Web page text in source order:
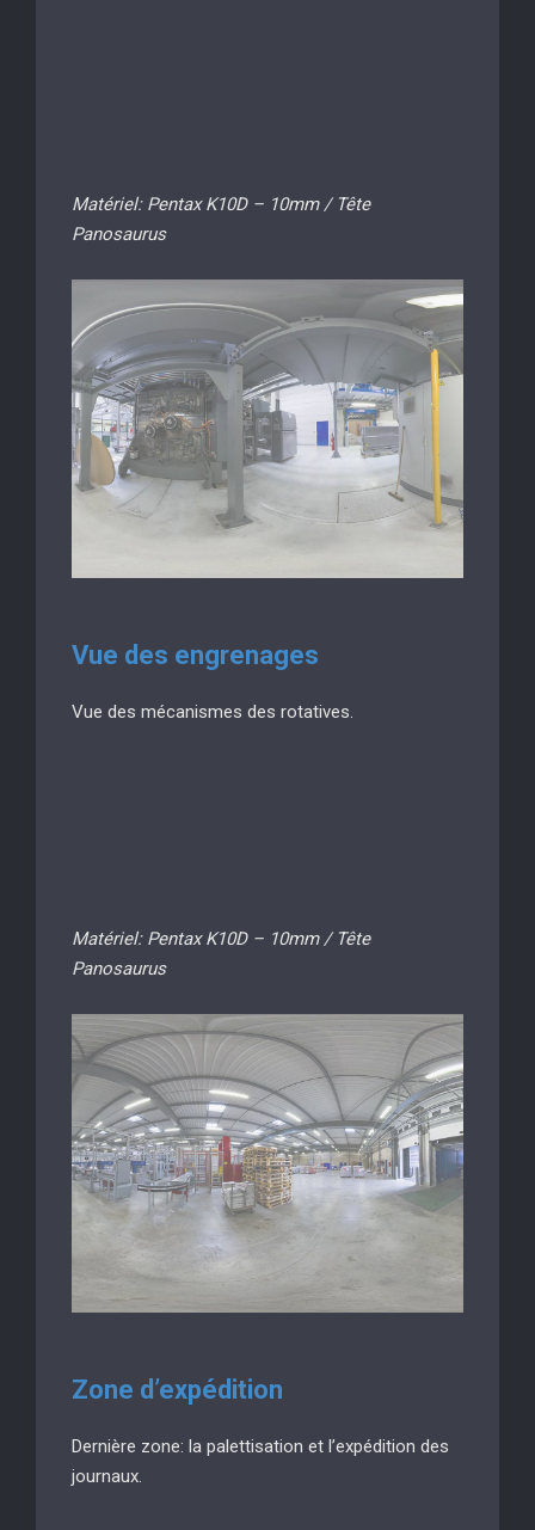
Matériel: Pentax K10D – 10mm / Tête
Panosaurus
Vue des engrenages
Vue des mécanismes des rotatives.
Matériel: Pentax K10D – 10mm / Tête
Panosaurus
Zone d’expédition
Dernière zone: la palettisation et l’expédition des
journaux.